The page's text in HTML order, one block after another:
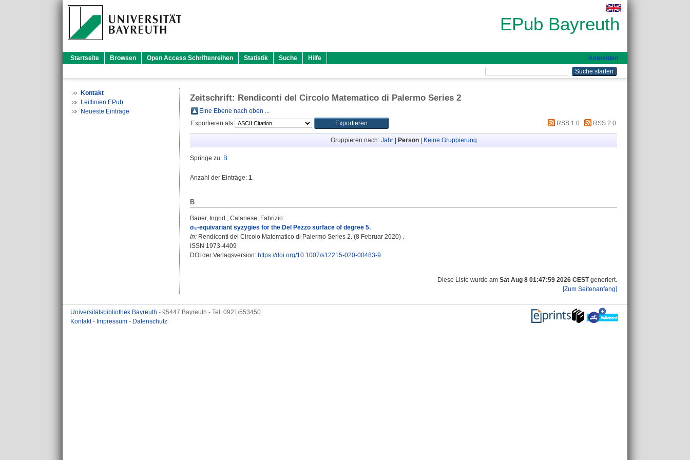
EPub Bayreuth
Startseite Browsen Open Access Schriftenreihen Statistik Suche Hilfe Anmelden
Kontakt
Leitlinien EPub
Neueste Einträge
Zeitschrift: Rendiconti del Circolo Matematico di Palermo Series 2
Eine Ebene nach oben ...
Exportieren als
RSS 1.0 RSS 2.0
Gruppieren nach: Jahr| Person| Keine Gruppierung
Springe zu: B
Anzahl der Einträge: 1.
B
Bauer, Ingrid ; Catanese, Fabrizio:
σ₅-equivariant syzygies for the Del Pezzo surface of degree 5.
In: Rendiconti del Circolo Matematico di Palermo Series 2. (8 Februar 2020) .
ISSN 1973-4409
DOI der Verlagsversion: https://doi.org/10.1007/s12215-020-00483-9
Diese Liste wurde am Sat Aug 8 01:47:59 2026 CESTgeneriert.
[Zum Seitenanfang]
Universitätsbibliothek Bayreuth - 95447 Bayreuth - Tel. 0921/553450
Kontakt- Impressum - Datenschutz